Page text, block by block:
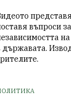
въпроси
държавата.